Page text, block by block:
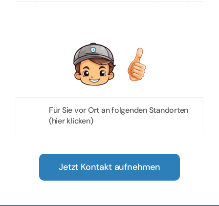
Für Sie vor Ort an folgenden Standorten
(hier klicken)
Jetzt Kontakt aufnehmen